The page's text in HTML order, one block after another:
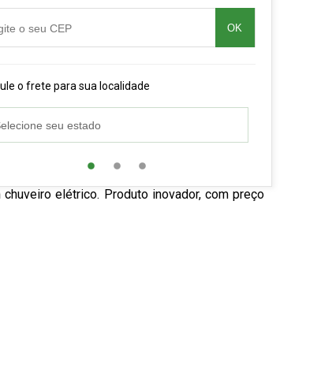
OK
o frete para sua localidade
elétrico. Produto inovador, com preço